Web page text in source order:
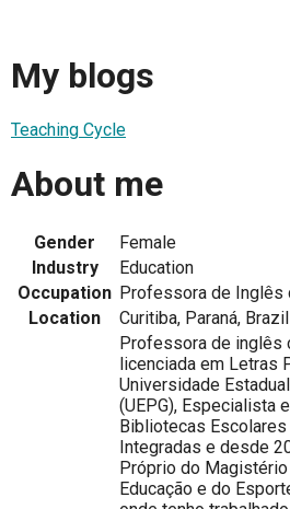
My blogs
Teaching Cycle
About me
Gender
Female
Industry
Education
Occupation Professora de Inglês
Location
Curitiba, Paraná, Brazil
Professora de inglês
licenciada em Letras
Universidade
(UEPG), Especialista
Bibliotecas
Integradas e desde
Próprio do
Educação e do